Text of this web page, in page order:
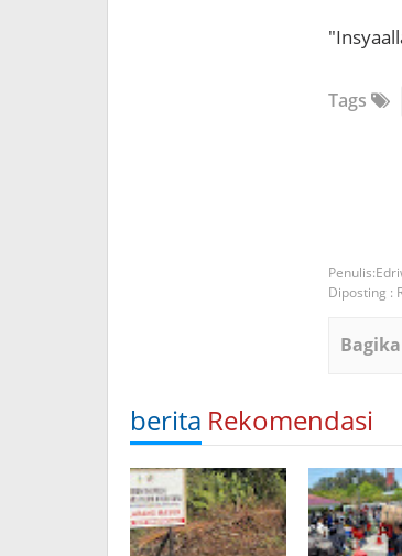
Tags
Diposting :
berita Rekomendasi